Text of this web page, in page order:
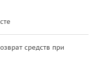
средств при